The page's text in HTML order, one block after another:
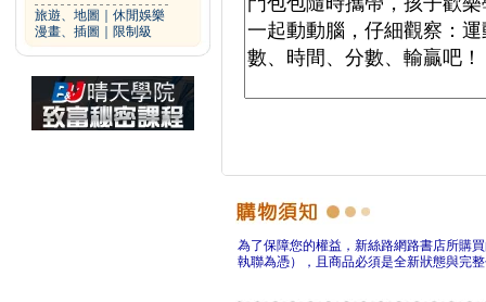
旅遊、地圖
休閒娛樂
漫畫、插圖
限制級
為了保障您的權益，新絲路網路書店所購
執聯為憑），且商品必須是全新狀態與完